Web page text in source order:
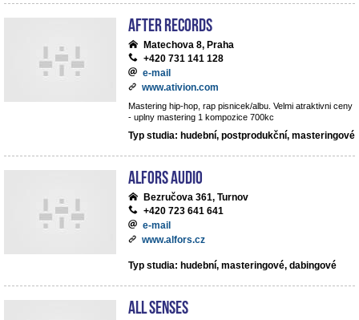
After records
Matechova 8, Praha
+420 731 141 128
e-mail
www.ativion.com
Mastering hip-hop, rap pisnicek/albu. Velmi atraktivni ceny
- uplny mastering 1 kompozice 700kc
Typ studia: hudební, postprodukční, masteringové
ALFORS audio
Bezručova 361, Turnov
+420 723 641 641
e-mail
www.alfors.cz
Typ studia: hudební, masteringové, dabingové
All Senses